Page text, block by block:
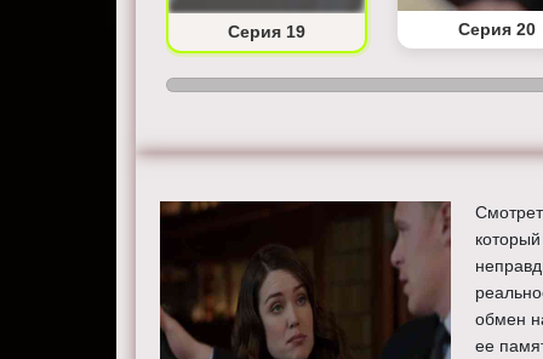
Серия 19 Серия 20
обмен
ее